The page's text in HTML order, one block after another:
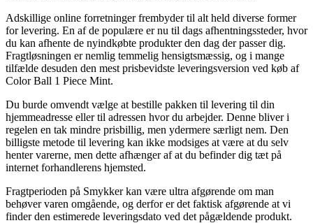
Adskillige online forretninger frembyder til alt held diverse former
for levering. En af de populære er nu til dags afhentningssteder, hvor
du kan afhente de nyindkøbte produkter den dag der passer dig.
Fragtløsningen er nemlig temmelig hensigtsmæssig, og i mange
tilfælde desuden den mest prisbevidste leveringsversion ved køb af
Color Ball 1 Piece Mint.
Du burde omvendt vælge at bestille pakken til levering til din
hjemmeadresse eller til adressen hvor du arbejder. Denne bliver i
regelen en tak mindre prisbillig, men ydermere særligt nem. Den
billigste metode til levering kan ikke modsiges at være at du selv
henter varerne, men dette afhænger af at du befinder dig tæt på
internet forhandlerens hjemsted.
Fragtperioden på Smykker kan være ultra afgørende om man
behøver varen omgående, og derfor er det faktisk afgørende at vi
finder den estimerede leveringsdato ved det pågældende produkt.